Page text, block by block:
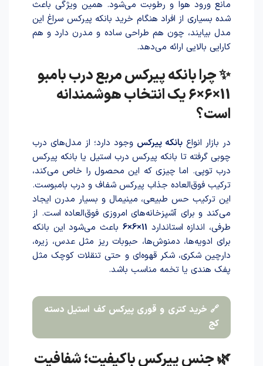
مانع ورود هوا و رطوبت می‌شود. همین ویژگی باعث
شده بسیاری از افراد هنگام خرید بانکه پیرکس سراغ این
مدل بیایند، چون هم طراحی ساده و مدرن دارد و هم
کارایی بالایی ارائه می‌دهد.
✨ چرا بانکه پیرکس مربع درب بامبو
11×6×6 یک انتخاب هوشمندانه
است؟
در بازار انواع بانکه پیرکس وجود دارد؛ از مدل‌های درب
چوبی گرفته تا بانکه پیرکس درب استیل یا بانکه پیرکس
درب توپی. اما چیزی که این محصول را خاص می‌کند،
ترکیب فوق‌العاده جذاب پیرکس شفاف و درب بامبوست.
این ترکیب حس طبیعی، مینیمال و بسیار مدرن ایجاد
می‌کند و برای آشپزخانه‌های امروزی فوق‌العاده است. از
طرفی، اندازه استاندارد 11×6×6
باعث می‌شود این بانکه
برای ادویه‌ها، دمنوش‌ها، حبوبات ریز مثل عدس، زیره،
دارچین شکری، شکر قهوه‌ای و حتی تنقلات کوچک مثل
پفک هندی یا تخمه مناسب باشد.
🔗 خرید کتری و قوری پیرکس کف استیل دسته
کج
🌿 جنس پیرکس باکیفیت؛ شفافیت